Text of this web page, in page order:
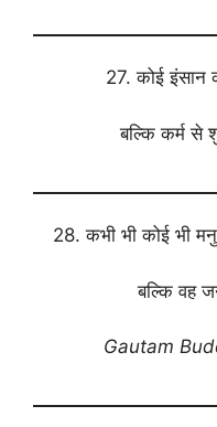
27. कोई इंसान
बल्कि कर्म से
28. कभी भी कोई भी
बल्कि वह
Gautam